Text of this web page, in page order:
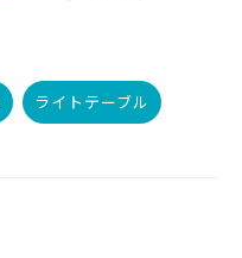
ライトテーブル